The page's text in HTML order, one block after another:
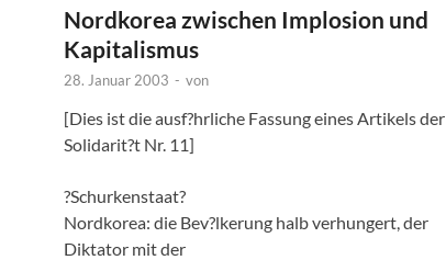
Nordkorea zwischen Implosion und
Kapitalismus
28. Januar 2003 - von
[Dies ist die ausf?hrliche Fassung eines Artikels der
Solidarit?t Nr. 11]
?Schurkenstaat?
Nordkorea: die Bev?lkerung halb verhungert, der
Diktator mit der